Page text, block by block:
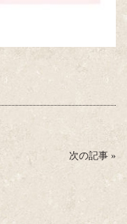
次の記事 »